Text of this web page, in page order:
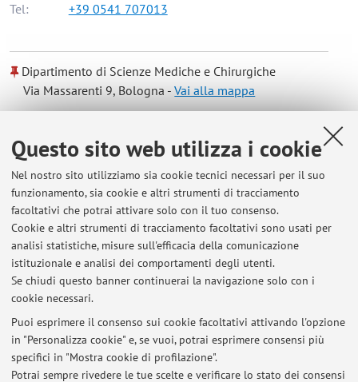
Questo sito web utilizza i cookie
Nel nostro sito utilizziamo sia cookie tecnici necessari per il suo
funzionamento, sia cookie e altri strumenti di tracciamento
facoltativi che potrai attivare solo con il tuo consenso.
Cookie e altri strumenti di tracciamento facoltativi sono usati per
analisi statistiche, misure sull'efficacia della comunicazione
istituzionale e analisi dei comportamenti degli utenti.
Se chiudi questo banner continuerai la navigazione solo con i
cookie necessari.
Puoi esprimere il consenso sui cookie facoltativi attivando l'opzione
in "Personalizza cookie" e, se vuoi, potrai esprimere consensi più
specifici in "Mostra cookie di profilazione".
Potrai sempre rivedere le tue scelte e verificare lo stato dei consensi
Tel:
+39 0541 707013
Dipartimento di Scienze Mediche e Chirurgiche
Via Massarenti 9, Bologna -Vai alla mappa
Orario di ricevimento
Per comunicare con il Dr. Andrea Tullini, si prega di scrivere al
seguenti indirizzi:andrea.tullini@unibo.it e
andrea.tullini@auslromagna.it
Tendenzialmente il ricevimento sarà la mezz'ora successiva
alla fine delle lezioni
Ultimi avvisi